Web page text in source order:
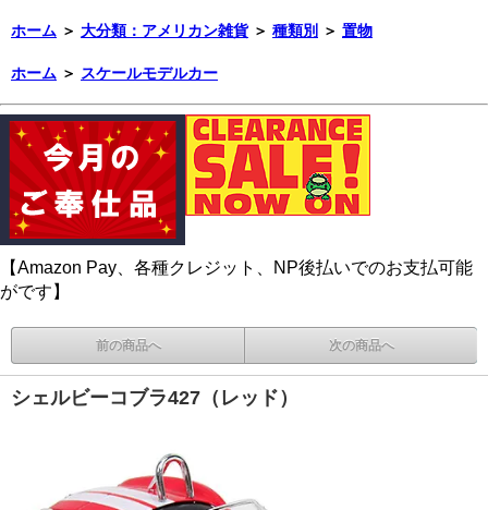
ホーム ＞ 大分類：アメリカン雑貨 ＞ 種類別 ＞ 置物
ホーム ＞ スケールモデルカー
【Amazon Pay、各種クレジット、NP後払いでのお支払可能
がです】
前の商品へ 次の商品へ
シェルビーコブラ427（レッド）